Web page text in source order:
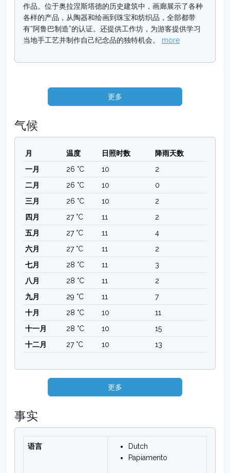
作品。位于奥拉涅斯塔德的历史建筑中，画廊展示了各种
各样的产品，从陶器和绘画到珠宝和纺织品，全部都带
有“阿鲁巴制造”的认证。还提供工作坊，为游客提供学习
当地手工艺并制作自己纪念品的独特机会。 more
更多
气候
月 温度 日照时数
降雨天数
一月
26 °C 10
2
二月
26 °C 10
0
三月
26 °C 10
2
四月
27 °C 11
2
五月
27 °C 11
4
六月
27 °C 11
2
七月
28 °C 11
3
八月
28 °C 11
2
九月
29 °C 11
7
十月
28 °C 10
11
十一月
28 °C 10
15
十二月
27 °C 10 13
更多
事实
语言
Dutch
Papiamento